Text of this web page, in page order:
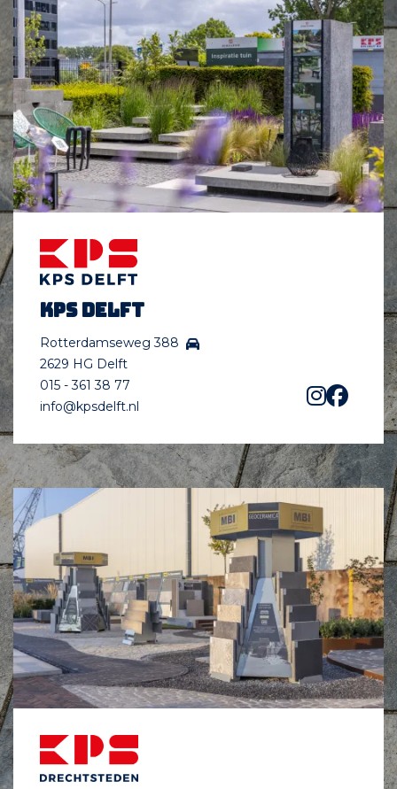
KPS Delft
Rotterdamseweg 388
2629 HG Delft
015 - 361 38 77
info@kpsdelft.nl